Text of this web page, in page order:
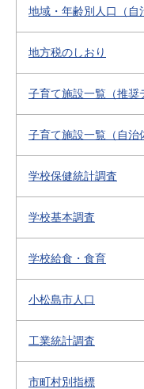
地域・年齢別人口（自
地方税のしおり
子育て施設一覧（推奨
子育て施設一覧（自治
学校保健統計調査
学校基本調査
学校給食・食育
小松島市人口
工業統計調査
市町村別指標